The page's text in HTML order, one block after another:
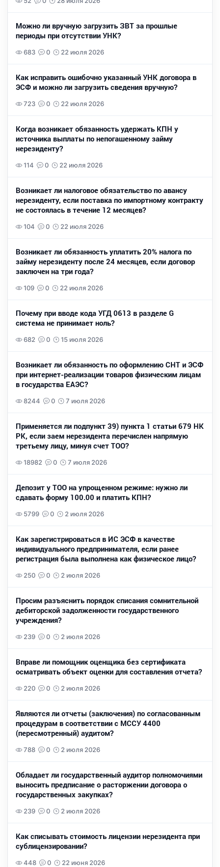
Можно ли вручную загрузить ЗВТ за прошлые
периоды при отсутствии УНК?
683 0 22 июля 2026
Как исправить ошибочно указанный УНК договора в
ЭСФ и можно ли загрузить сведения вручную?
723 0 22 июля 2026
Когда возникает обязанность удержать КПН у
источника выплаты по непогашенному займу
нерезиденту?
114 0 22 июля 2026
Возникает ли налоговое обязательство по авансу
нерезиденту, если поставка по импортному контракту
не состоялась в течение 12 месяцев?
104 0 22 июля 2026
Возникает ли обязанность уплатить 20% налога по
займу нерезиденту после 24 месяцев, если договор
заключен на три года?
109 0 22 июля 2026
Почему при вводе кода УГД 0613 в разделе G
система не принимает ноль?
682 0 15 июля 2026
Возникает ли обязанность по оформлению СНТ и ЭСФ
при интернет-реализации товаров физическим лицам
в государства ЕАЭС?
8244 0 7 июля 2026
Применяется ли подпункт 39) пункта 1 статьи 679 НК
РК, если заем нерезидента перечислен напрямую
третьему лицу, минуя счет ТОО?
18982 0 7 июля 2026
Депозит у ТОО на упрощенном режиме: нужно ли
сдавать форму 100.00 и платить КПН?
5799 0 2 июля 2026
Как зарегистрироваться в ИС ЭСФ в качестве
индивидуального предпринимателя, если ранее
регистрация была выполнена как физическое лицо?
250 0 2 июля 2026
Просим разъяснить порядок списания сомнительной
дебиторской задолженности государственного
учреждения?
239 0 2 июля 2026
Вправе ли помощник оценщика без сертификата
осматривать объект оценки для составления отчета?
220 0 2 июля 2026
Являются ли отчеты (заключения) по согласованным
процедурам в соответствии с МССУ 4400
(пересмотренный) аудитом?
788 0 2 июля 2026
Обладает ли государственный аудитор полномочиями
выносить предписание о расторжении договора о
государственных закупках?
239 0 2 июля 2026
Как списывать стоимость лицензии нерезидента при
сублицензировании?
448 0 22 июня 2026